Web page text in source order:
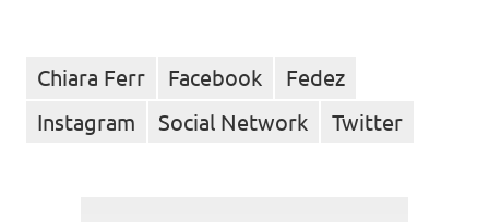
Chiara Ferr Facebook
Fedez
Instagram
Social Network Twitter